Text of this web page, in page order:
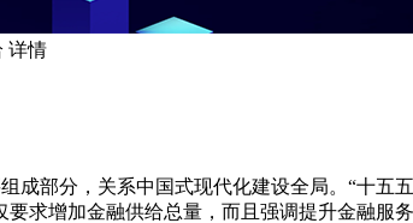
详情
成部分，关系中国式现代化建设全局。“十
求增加金融供给总量，而且强调提升金融服